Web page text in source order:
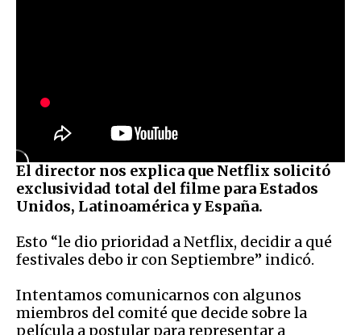
El director nos explica que Netflix solicitó
exclusividad total del filme para Estados
Unidos, Latinoamérica y España.
Esto “le dio prioridad a Netflix, decidir a qué
festivales debo ir con Septiembre” indicó.
Intentamos comunicarnos con algunos
miembros del comité que decide sobre la
película a postular para representar a